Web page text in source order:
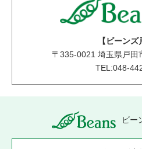
【ビーンズ
〒 335-0021 埼玉県戸田
TEL:048-
ビー